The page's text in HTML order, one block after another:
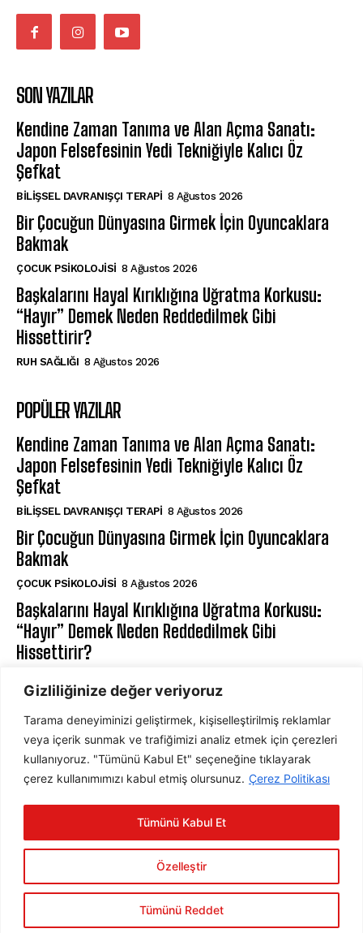
Gizliliğinize değer veriyoruz
Tarama deneyiminizi geliştirmek, kişiselleştirilmiş reklamlar
veya içerik sunmak ve trafiğimizi analiz etmek için çerezleri
kullanıyoruz. "Tümünü Kabul Et" seçeneğine tıklayarak
çerez kullanımımızı kabul etmiş olursunuz. Çerez Politikası
Özelleştir
Tümünü Reddet
Tümünü Kabul Et
SON YAZILAR
Kendine Zaman Tanıma ve Alan Açma Sanatı:
Japon Felsefesinin Yedi Tekniğiyle Kalıcı Öz
Şefkat
BILIŞSEL DAVRANIŞÇI TERAPI 8 Ağustos 2026
Bir Çocuğun Dünyasına Girmek İçin Oyuncaklara
Bakmak
ÇOCUK PSIKOLOJISI 8 Ağustos 2026
Başkalarını Hayal Kırıklığına Uğratma Korkusu:
“Hayır” Demek Neden Reddedilmek Gibi
Hissettirir?
⁠RUH SAĞLIĞI 8 Ağustos 2026
POPÜLER YAZILAR
Kendine Zaman Tanıma ve Alan Açma Sanatı:
Japon Felsefesinin Yedi Tekniğiyle Kalıcı Öz
Şefkat
BILIŞSEL DAVRANIŞÇI TERAPI 8 Ağustos 2026
Bir Çocuğun Dünyasına Girmek İçin Oyuncaklara
Bakmak
ÇOCUK PSIKOLOJISI 8 Ağustos 2026
Başkalarını Hayal Kırıklığına Uğratma Korkusu:
“Hayır” Demek Neden Reddedilmek Gibi
Hissettirir?
ABONE OL
ABONE OL
okudum, onaylıyorum.
2025 © Psychology Times Türkiye Tüm hakları saklıdır.